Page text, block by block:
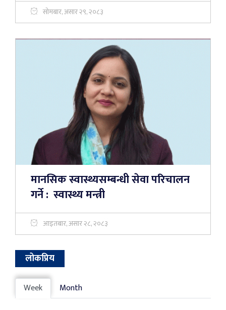
सोमबार, असार २९, २०८३
मानसिक स्वास्थ्यसम्बन्धी सेवा परिचालन
गर्ने : स्वास्थ्य मन्त्री
आइतबार, असार २८, २०८३
लोकप्रिय
Week Month